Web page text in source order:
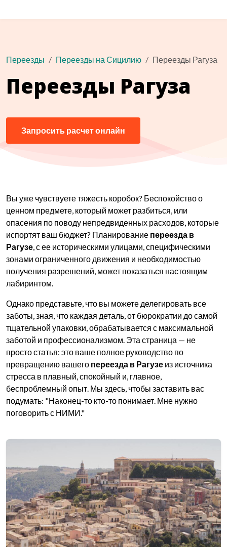
Переезды Переезды на Сицилию Переезды Рагуза
Переезды Рагуза
Запросить расчет онлайн
Вы уже чувствуете тяжесть коробок? Беспокойство о
ценном предмете, который может разбиться, или
опасения по поводу непредвиденных расходов, которые
испортят ваш бюджет? Планирование переезда в
Рагузе, с ее историческими улицами, специфическими
зонами ограниченного движения и необходимостью
получения разрешений, может показаться настоящим
лабиринтом.
Однако представьте, что вы можете делегировать все
заботы, зная, что каждая деталь, от бюрократии до самой
тщательной упаковки, обрабатывается с максимальной
заботой и профессионализмом. Эта страница — не
просто статья: это ваше полное руководство по
превращению вашего переезда в Рагузе из источника
стресса в плавный, спокойный и, главное,
беспроблемный опыт. Мы здесь, чтобы заставить вас
подумать: "Наконец-то кто-то понимает. Мне нужно
поговорить с НИМИ."